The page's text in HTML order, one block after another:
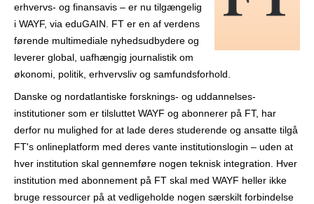
erhvervs- og finansavis – er nu tilgængelig
i WAYF, via eduGAIN. FT er en af verdens
førende multimediale nyheds­udbydere og
leverer global, uafhængig journalistik om
økonomi, politik, erhvervsliv og samfunds­forhold.
Danske og nordatlantiske forsknings- og uddannelses­
institutioner som er tilsluttet WAYF og abonnerer på FT, har
derfor nu mulighed for at lade deres studerende og ansatte tilgå
FT's online­platform med deres vante institutions­login – uden at
hver institution skal gennemføre nogen teknisk integration. Hver
institution med abonnement på FT skal med WAYF heller ikke
bruge ressourcer på at vedligeholde nogen særskilt forbindelse